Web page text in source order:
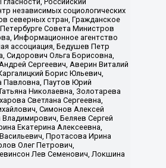
независимых социологических
северных стран, Гражданское
Совета Министров
Информационное агентство
ассоциация, Бедушев Петр
Сидорович Ольга Борисовна,
Сергеевич, Аверин Виталий
Борис Юльевич,
Павловна, Паутов Юрий
Николаевна, Золотарева
Светлана Сергеевна,
Симонов Алексей
Беляев Сергей
Екатерина Алексеевна,
Протасова Ирина
Олег Петрович,
Лев Семенович, Локшина